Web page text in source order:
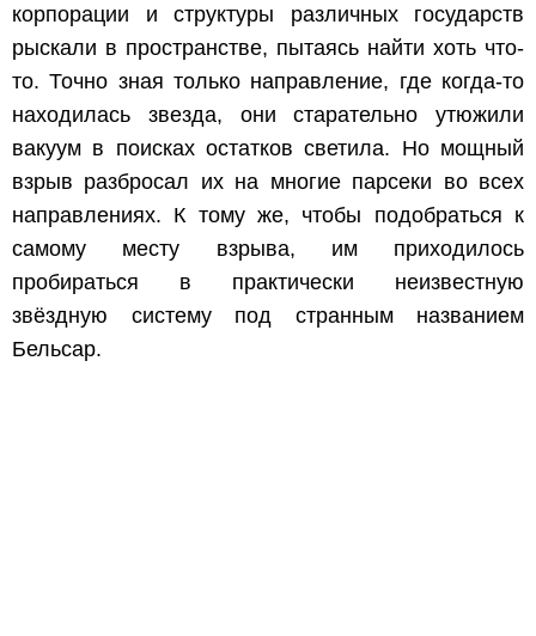
корпорации и структуры различных государств
рыскали в пространстве, пытаясь найти хоть что-
то. Точно зная только направление, где когда-то
находилась звезда, они старательно утюжили
вакуум в поисках остатков светила. Но мощный
взрыв разбросал их на многие парсеки во всех
направлениях. К тому же, чтобы подобраться к
самому месту взрыва, им приходилось
пробираться в практически неизвестную
звёздную систему под странным названием
Бельсар.